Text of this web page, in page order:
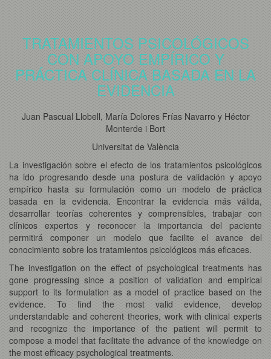
TRATAMIENTOS PSICOLÓGICOS
CON APOYO EMPÍRICO Y
PRÁCTICA CLÍNICA BASADA EN LA
EVIDENCIA
Juan Pascual Llobell, María Dolores Frías Navarro y Héctor
Monterde i Bort
Universitat de València
La investigación sobre el efecto de los tratamientos psicológicos
ha ido progresando desde una postura de validación y apoyo
empírico hasta su formulación como un modelo de práctica
basada en la evidencia. Encontrar la evidencia más válida,
desarrollar teorías coherentes y comprensibles, trabajar con
clínicos expertos y reconocer la importancia del paciente
permitirá componer un modelo que facilite el avance del
conocimiento sobre los tratamientos psicológicos más eficaces.
The investigation on the effect of psychological treatments has
gone progressing since a position of validation and empirical
support to its formulation as a model of practice based on the
evidence. To find the most valid evidence, develop
understandable and coherent theories, work with clinical experts
and recognize the importance of the patient will permit to
compose a model that facilitate the advance of the knowledge on
the most efficacy psychological treatments.